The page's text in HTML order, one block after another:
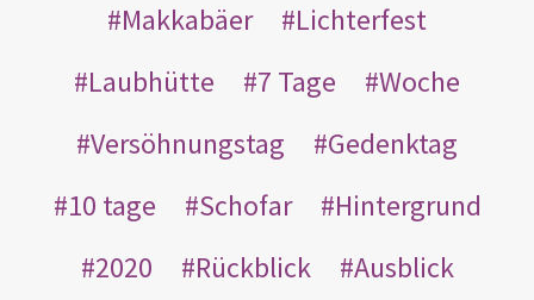
Makkabäer
Lichterfest
Laubhütte
7 Tage
Woche
Versöhnungstag
Gedenktag
10 tage
Schofar
Hintergrund
2020
Rückblick
Ausblick